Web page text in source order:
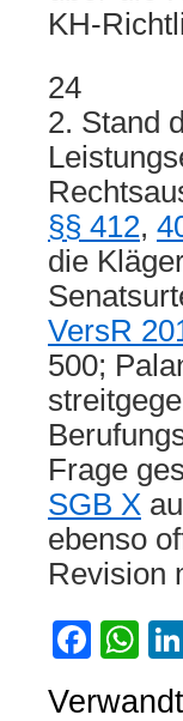
KH-
24
2. Stand
§§ 412,
die
VersR
500;
Frage
SGB X
ebenso
Revision